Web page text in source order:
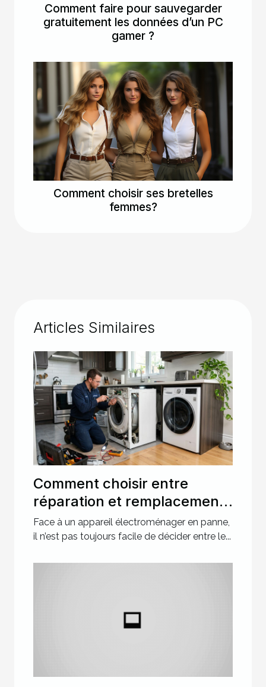
Comment faire pour sauvegarder
gratuitement les données d’un PC
gamer ?
Comment choisir ses bretelles
femmes?
Articles Similaires
Comment choisir entre
réparation et remplacement
pour votre électroménager ?
Face à un appareil électroménager en panne,
il n’est pas toujours facile de décider entre le...